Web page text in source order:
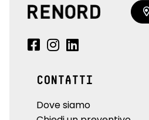
CONTATTI
Dove siamo